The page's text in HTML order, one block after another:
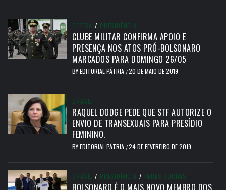
DEFESA / PRESIDÊNCIA
CLUBE MILITAR CONFIRMA APOIO E
PRESENÇA NOS ATOS PRÓ-BOLSONARO
MARCADOS PARA DOMINGO 26/05
BYEDITORIAL PÁTRIA /20 DE MAIO DE 2019
BRASIL
RAQUEL DODGE PEDE QUE STF AUTORIZE O
ENVIO DE TRANSEXUAIS PARA PRESÍDIO
FEMININO.
BYEDITORIAL PÁTRIA /24 DE FEVEREIRO DE 2019
BRASIL / PRESIDÊNCIA / REDES SOCIAIS
BOLSONARO É O MAIS NOVO MEMBRO DOS